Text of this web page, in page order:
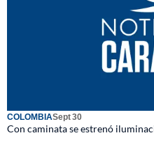
COLOMBIASept 30
Con caminata se estrenó